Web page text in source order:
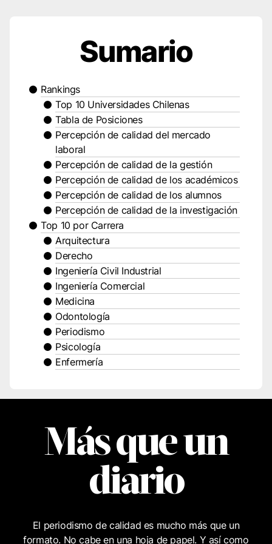
Sumario
Rankings
Top 10 Universidades Chilenas
Tabla de Posiciones
Percepción de calidad del mercado
laboral
Percepción de calidad de la gestión
Percepción de calidad de los académicos
Percepción de calidad de los alumnos
Percepción de calidad de la investigación
Top 10 por Carrera
Arquitectura
Derecho
Ingeniería Civil Industrial
Ingeniería Comercial
Medicina
Odontología
Periodismo
Psicología
Enfermería
Más que un
diario
El periodismo de calidad es mucho más que un
formato. No cabe en una hoja de papel. Y así como